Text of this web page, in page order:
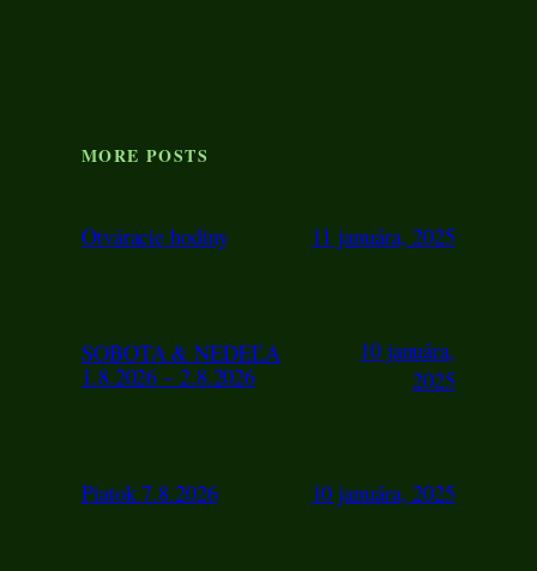
MORE POSTS
Otváracie hodiny 11 januára, 2025
SOBOTA & NEDEĽA
1.8.2026 – 2.8.2026
10 januára,
2025
Piatok 7.8.2026 10 januára, 2025